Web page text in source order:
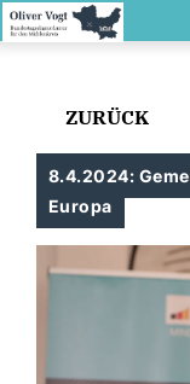
ZURÜCK
8.4.2024:
Europa